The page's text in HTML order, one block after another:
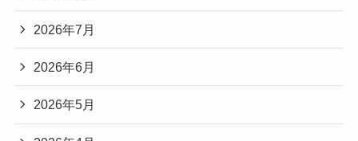
2026年7月
2026年6月
2026年5月